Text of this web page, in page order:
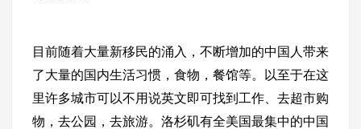
目前随着大量新移民的涌入，不断增加的中国人带来
了大量的国内生活习惯，食物，餐馆等。以至于在这
里许多城市可以不用说英文即可找到工作、去超市购
物，去公园，去旅游。洛杉矶有全美国最集中的中国